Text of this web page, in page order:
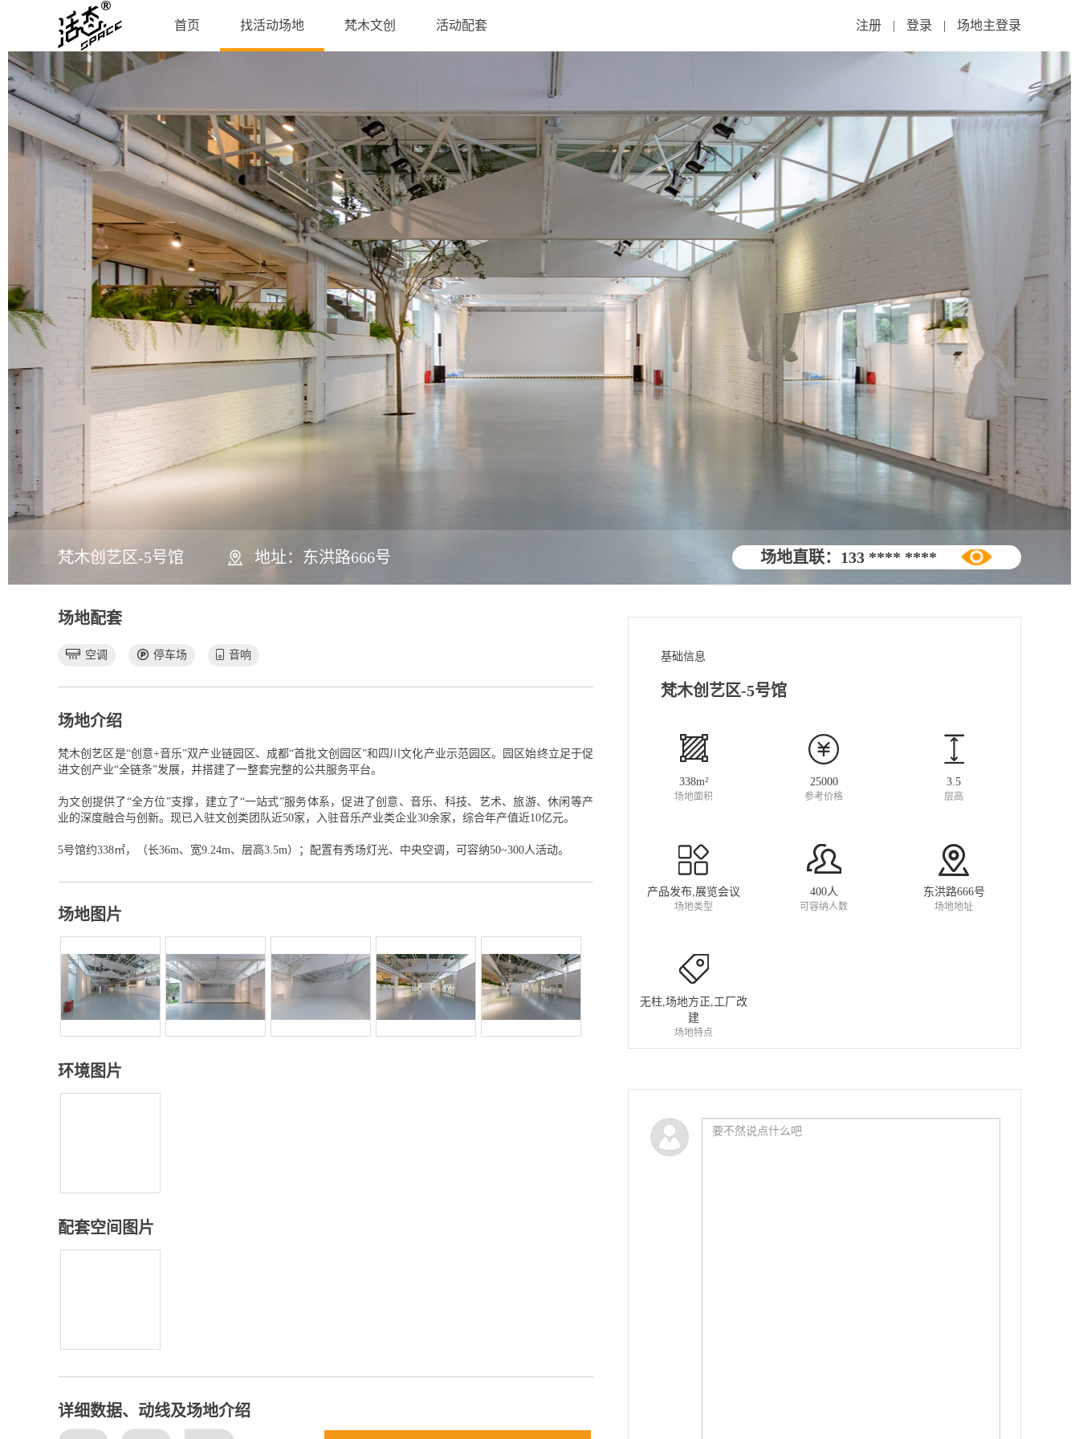
首页 找活动场地 梵木文创 活动配套 注册 | 登录 | 场地主登录
梵木创艺区-5号馆 地址：东洪路666号 场地直联： 133 **** ****
场地配套
空调 停车场 音响
场地介绍
梵木创艺区是“创意+音乐”双产业链园区、成都“首批文创园区”和四川文化产业示范园区。园区始终立足于促
进文创产业“全链条”发展，并搭建了一整套完整的公共服务平台。
为文创提供了“全方位”支撑，建立了“一站式”服务体系，促进了创意、音乐、科技、艺术、旅游、休闲等产
业的深度融合与创新。现已入驻文创类团队近50家，入驻音乐产业类企业30余家，综合年产值近10亿元。
5号馆约338㎡，（长36m、宽9.24m、层高3.5m）；配置有秀场灯光、中央空调，可容纳50~300人活动。
场地图片
环境图片
配套空间图片
详细数据、动线及场地介绍
基础信息
梵木创艺区-5号馆
338m²
场地面积
25000
参考价格
3.5
层高
产品发布,展览会议
场地类型
400人
可容纳人数
东洪路666号
场地地址
无柱,场地方正,工厂改
建
场地特点